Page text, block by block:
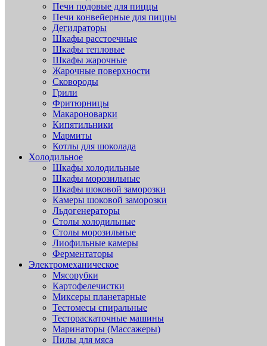
Печи подовые для пиццы
Печи конвейерные для пиццы
Дегидраторы
Шкафы расстоечные
Шкафы тепловые
Шкафы жарочные
Жарочные поверхности
Сковороды
Грили
Фритюрницы
Макароноварки
Кипятильники
Мармиты
Котлы для шоколада
Холодильное
Шкафы холодильные
Шкафы морозильные
Шкафы шоковой заморозки
Камеры шоковой заморозки
Льдогенераторы
Столы холодильные
Столы морозильные
Лиофильные камеры
Ферментаторы
Электромеханическое
Мясорубки
Картофелечистки
Миксеры планетарные
Тестомесы спиральные
Тестораскаточные машины
Маринаторы (Массажеры)
Пилы для мяса